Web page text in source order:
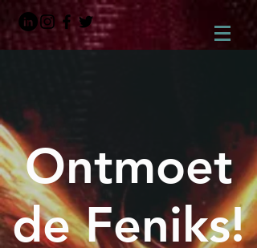
Ontmoet
de Feniks!